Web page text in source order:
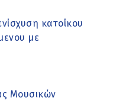
κατοίκου
με
Μουσικών